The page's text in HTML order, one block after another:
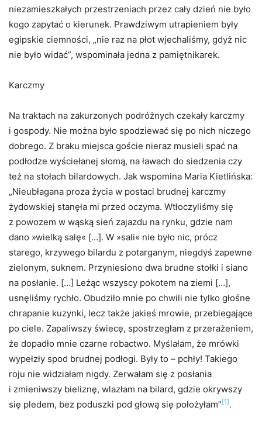
niezamieszkałych przestrzeniach przez cały dzień nie było
kogo zapytać o kierunek. Prawdziwym utrapieniem były
egipskie ciemności, „nie raz na płot wjechaliśmy, gdyż nic
nie było widać”, wspominała jedna z pamiętnikarek.
Karczmy
Na traktach na zakurzonych podróżnych czekały karczmy
i gospody. Nie można było spodziewać się po nich niczego
dobrego. Z braku miejsca goście nieraz musieli spać na
podłodze wyściełanej słomą, na ławach do siedzenia czy
też na stołach bilardowych. Jak wspomina Maria Kietlińska:
„Nieubłagana proza życia w postaci brudnej karczmy
żydowskiej stanęła mi przed oczyma. Wtłoczyliśmy się
z powozem w wąską sień zajazdu na rynku, gdzie nam
dano »wielką salę« […]. W »sali« nie było nic, prócz
starego, krzywego bilardu z potarganym, niegdyś zapewne
zielonym, suknem. Przyniesiono dwa brudne stołki i siano
na posłanie. […] Leżąc wszyscy pokotem na ziemi […],
usnęliśmy rychło. Obudziło mnie po chwili nie tylko głośne
chrapanie kuzynki, lecz także jakieś mrowie, przebiegające
po ciele. Zapaliwszy świecę, spostrzegłam z przerażeniem,
że dopadło mnie czarne robactwo. Myślałam, że mrówki
wypełzły spod brudnej podłogi. Były to – pchły! Takiego
roju nie widziałam nigdy. Zerwałam się z posłania
i zmieniwszy bieliznę, wlazłam na bilard, gdzie okrywszy
się pledem, bez poduszki pod głową się położyłam” [1] .